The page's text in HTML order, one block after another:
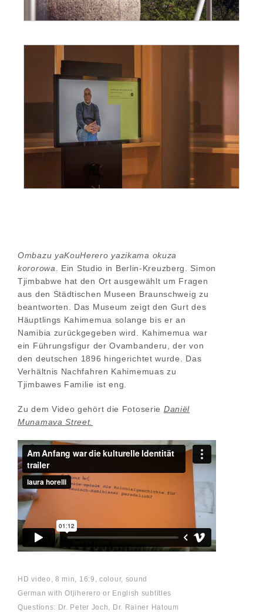
Ombazu yaKouHerero yazikama okuza
kororowa
. Ein Studio in Berlin-Kreuzberg. Simon
Tjimbabwe hat den Ort ausgewählt um Fragen
aus den Städtischen Museen Braunschweig zu
beantworten. Das Museum zeigt den Gurt des
Häuptlings Kahimemua solange bis er an
Namibia zurückgegeben wird. Kahimemua war
ein Führungsfigur der Ovambanderu, der von
den deutschen 1896 hingerichtet wurde. Das
Verhältnis Nachfahren Kahimemuas zu
Tjimbawes Familie ist eng.
Zu dem Video gehört die Fotoserie Daniël
Munamava Street.
HD video, 8 min, 16:9, colour, sound
German with Otjiherero or English subtitles
Questions: Dr. Peter Joch, Dr. Rainer Hatoum